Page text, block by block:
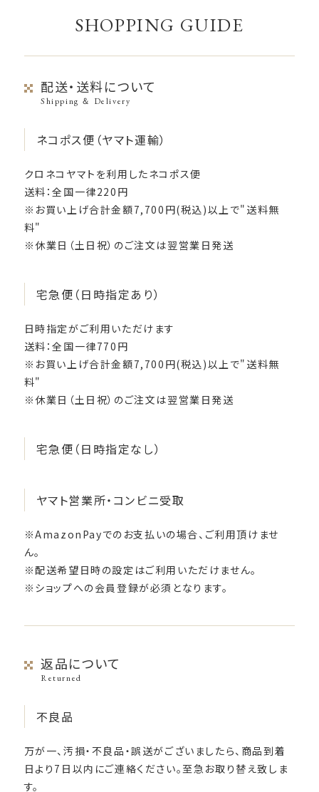
SHOPPING GUIDE
配送・送料について
Shipping ＆ Delivery
ネコポス便（ヤマト運輸）
クロネコヤマトを利用したネコポス便
送料：全国一律220円
※お買い上げ合計金額7,700円(税込)以上で"送料無
料"
※休業日（土日祝）のご注文は翌営業日発送
宅急便（日時指定あり）
日時指定がご利用いただけます
送料：全国一律770円
※お買い上げ合計金額7,700円(税込)以上で"送料無
料"
※休業日（土日祝）のご注文は翌営業日発送
宅急便（日時指定なし）
ヤマト営業所・コンビニ受取
※AmazonPayでのお支払いの場合、ご利用頂けませ
ん。
※配送希望日時の設定はご利用いただけません。
※ショップへの会員登録が必須となります。
返品について
Returned
不良品
万が一、汚損・不良品・誤送がございましたら、商品到着
日より7日以内にご連絡ください。至急お取り替え致しま
す。